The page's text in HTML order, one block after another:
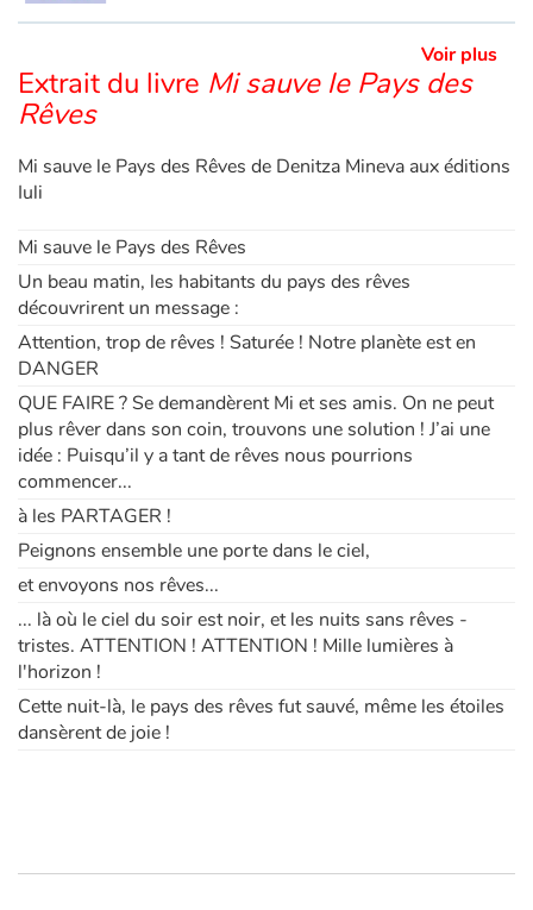
Voir plus
Extrait du livre Mi sauve le Pays des
Rêves
Mi sauve le Pays des Rêves de Denitza Mineva aux éditions
Iuli
Mi sauve le Pays des Rêves
Un beau matin, les habitants du pays des rêves
découvrirent un message :
Attention, trop de rêves ! Saturée ! Notre planète est en
DANGER
QUE FAIRE ? Se demandèrent Mi et ses amis. On ne peut
plus rêver dans son coin, trouvons une solution ! J’ai une
idée : Puisqu’il y a tant de rêves nous pourrions
commencer...
à les PARTAGER !
Peignons ensemble une porte dans le ciel,
et envoyons nos rêves...
... là où le ciel du soir est noir, et les nuits sans rêves -
tristes. ATTENTION ! ATTENTION ! Mille lumières à
l'horizon !
Cette nuit-là, le pays des rêves fut sauvé, même les étoiles
dansèrent de joie !